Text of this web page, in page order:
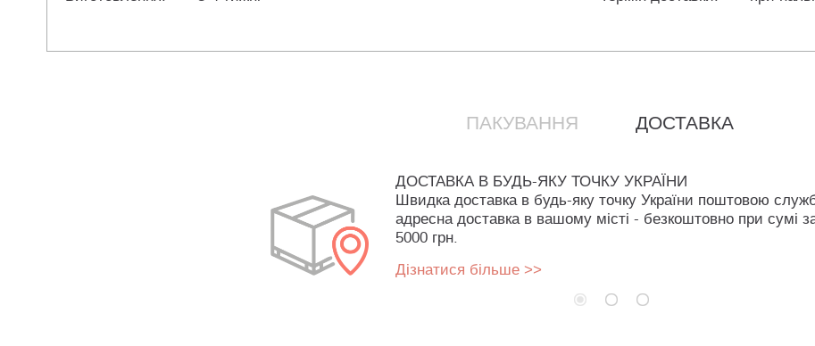
ПАКУВАННЯ ДОСТАВКА
ДОСТАВКА В БУДЬ-ЯКУ ТОЧКУ УКРАЇНИ
Швидка доставка в будь-яку точку України поштовою
адресна доставка в вашому місті - безкоштовно при сумі
5000 грн.
Дізнатися більше >>